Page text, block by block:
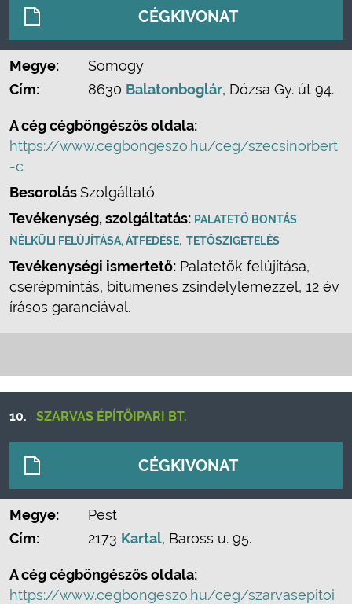
CÉGKIVONAT
Megye:
Somogy
Cím:
8630 Balatonboglár, Dózsa Gy. út 94.
A cég cégböngészős oldala:
https://www.cegbongeszo.hu/ceg/szecsinorbert
-c
BesorolásSzolgáltató
Tevékenység, szolgáltatás: PALATETŐ BONTÁS
NÉLKÜLI FELÚJÍTÁSA, ÁTFEDÉSE, TETŐSZIGETELÉS
Tevékenységi ismertető: Palatetők felújítása,
cserépmintás, bitumenes zsindelylemezzel, 12 év
írásos garanciával.
10. SZARVAS ÉPÍTŐIPARI BT.
CÉGKIVONAT
Megye:
Pest
Cím:
2173 Kartal, Baross u. 95.
A cég cégböngészős oldala:
https://www.cegbongeszo.hu/ceg/szarvasepitoi